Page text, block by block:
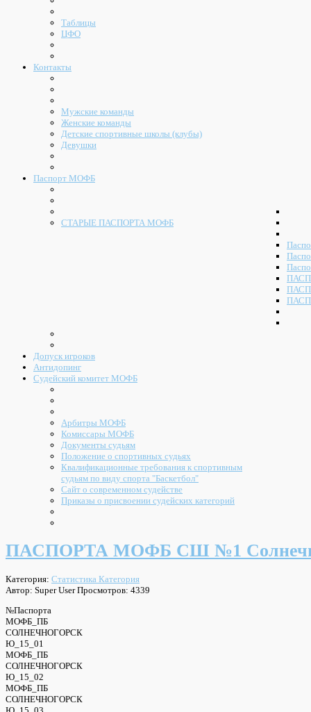
Таблицы
ЦФО
Контакты
Мужские команды
Женские команды
Детские спортивные школы (клубы)
Девушки
Паспорт МОФБ
СТАРЫЕ ПАСПОРТА МОФБ
Допуск игроков
Антидопинг
Судейский комитет МОФБ
Арбитры МОФБ
Комиссары МОФБ
Документы судьям
Положение о спортивных судьях
Квалификационные требования к спортивным
судьям по виду спорта "Баскетбол"
Сайт о современном судействе
Приказы о присвоении судейских категорий
ПАСПОРТА МОФБ СШ №1
Категория: Статистика Категория
Автор: Super UserПросмотров: 4339
№Паспорта
МОФБ_ПБ
СОЛНЕЧНОГОРСК
Ю_15_01
МОФБ_ПБ
СОЛНЕЧНОГОРСК
Ю_15_02
МОФБ_ПБ
СОЛНЕЧНОГОРСК